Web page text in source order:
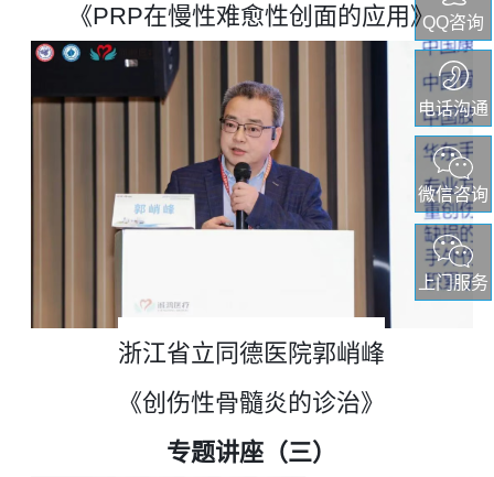
QQ咨询
电话沟通
微信咨询
上门服务
《PRP在慢性难愈性创面的应用》
浙江省立同德医院郭峭峰
《创伤性骨髓炎的诊治》
专题讲座（三）